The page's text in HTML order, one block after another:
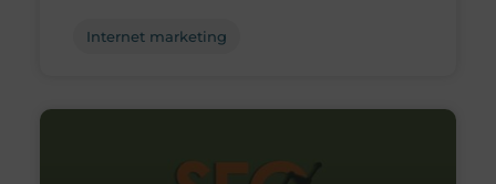
Internet marketing